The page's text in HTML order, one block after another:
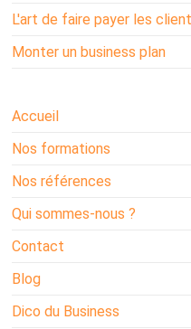
L'art de faire payer les
Monter un business plan
Accueil
Nos formations
Nos références
Qui sommes-nous ?
Contact
Blog
Dico du Business